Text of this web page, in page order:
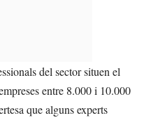
del sector situen el
entre 8.000 i 10.000
que alguns experts